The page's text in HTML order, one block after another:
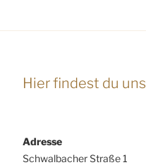
Hier findest du uns
Adresse
Schwalbacher Straße 1